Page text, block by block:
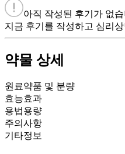
아직 작성된 후기가 없
지금 후기를 작성하고 심리
약물 상세
원료약품 및 분량
효능효과
용법용량
주의사항
기타정보